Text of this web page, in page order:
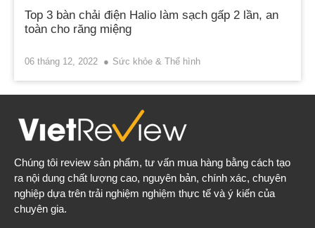
Top 3 bàn chải điện Halio làm sạch gấp 2 lần, an
toàn cho răng miệng
06 tháng 12, 2022 Sức khỏe & Thể hình
Chúng tôi review sản phẩm, tư vấn mua hàng bằng cách tạo
ra nội dung chất lượng cao, nguyên bản, chính xác, chuyên
nghiệp dựa trên trải nghiệm nghiệm thực tế và ý kiến của
chuyên gia.